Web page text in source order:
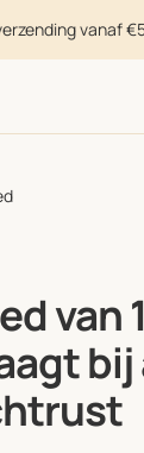
vanaf
van
bij